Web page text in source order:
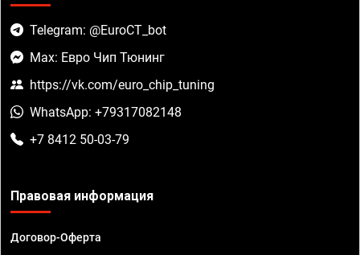
Telegram: @EuroCT_bot
Max: Евро Чип Тюнинг
https://vk.com/euro_chip_tuning
WhatsApp: +79317082148
+7 8412 50-03-79
Правовая информация
Договор-Оферта